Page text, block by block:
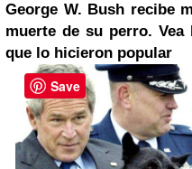
George W. Bush recibe
muerte de su perro.
que lo hicieron popular
Save